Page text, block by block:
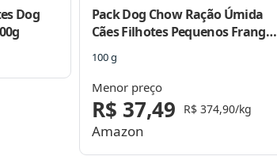
Dog
Pack Dog Chow Ração Úmida
Cães Filhotes Pequenos Frango –
100 g
Menor preço
R$ 37,49 R$ 374,90/kg
Amazon